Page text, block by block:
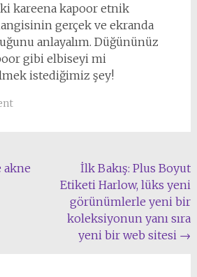
kareena kapoor etnik
gerçek ve ekranda
anlayalım. Düğününüz
gibi elbiseyi mi
istediğimiz şey!
akne
İlk Bakış: Plus Boyut
Etiketi Harlow, lüks yeni
görünümlerle yeni bir
koleksiyonun yanı sıra
yeni bir web sitesi →